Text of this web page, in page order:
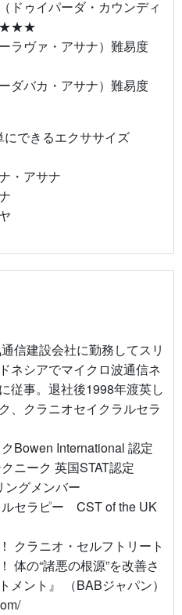
ゥイパーダ・カウンディ
★★★★
ヴァ・アサナ）難易度
バカ・アサナ）難易度
できるエクササイズ
・アサナ
信建設会社に勤務してスリ
ネシアでマイクロ波通信ネ
従事。退社後1998年渡英し
、クラニオセイクラルセラ
Bowen International 認定
ニーク 英国STAT認定
ングメンバー
セラピー CST of the UK
クラニオ・セルフトリート
体の“諸悪の根源”を改善さ
メント』 （BABジャパン）